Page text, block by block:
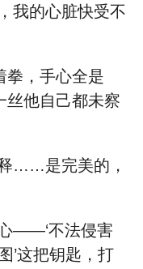
我的心脏快受不
拳，手心全是
丝他自己都未察
……是完美的，
——‘不法侵害
’这把钥匙，打